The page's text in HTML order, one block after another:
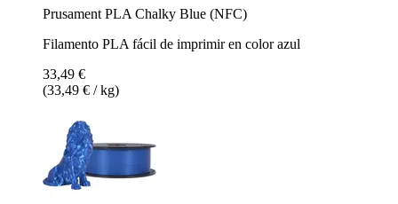
Prusament PLA Chalky Blue (NFC)
Filamento PLA fácil de imprimir en color azul
33,49 €
(33,49 € / kg)